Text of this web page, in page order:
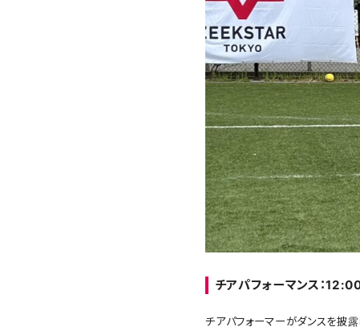
チアパフォーマンス：
チアパフォーマーがダンスを披露